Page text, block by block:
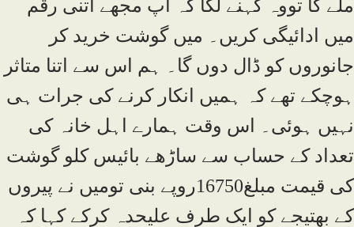
ملے گا تووہ کہنے لگا کہ آپ مجھے اتنی رقم
میں ادائیگی کریں۔ میں گوشت خرید کر
جانوروں کو ڈال دوں گا۔ ہم اس سے اتنا متاثر
ہوچکے تھے کہ ہمیں انکار کرنے کی جرات ہی
نہیں ہوئی۔ اس وقت ہمارے اہل خانہ کی
تعداد کے حساب سے ساڑھے بائیس کلو گوشت
کی قیمت مبلغ16750روپے بنی تومیں نے پیروں
کے بھتیجے کو ایک طرف علیحدہ کرکے کہا کہ